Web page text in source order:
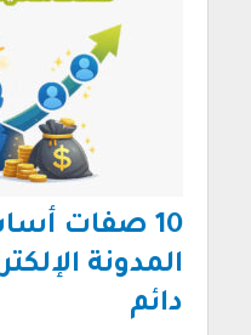
10 صفات
المدونة
دائم